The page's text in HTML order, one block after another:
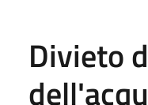
Divieto